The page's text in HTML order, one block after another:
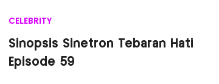
CELEBRITY
Sinopsis Sinetron Tebaran Hati
Episode 59